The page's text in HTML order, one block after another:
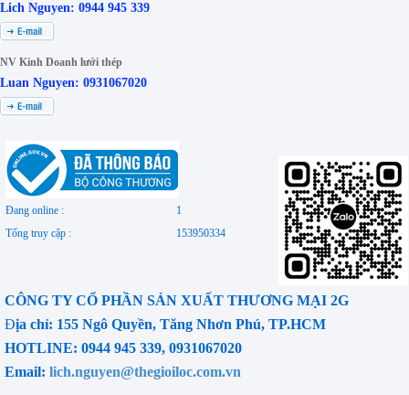
Lich Nguyen: 0944 945 339
NV Kinh Doanh lưới thép
Luan Nguyen: 0931067020
Đang online :
1
Tổng truy cập :
153950334
CÔNG TY CỔ PHẦN SẢN XUẤT THƯƠNG MẠI 2G
Địa chỉ: 155 Ngô Quyền, Tăng Nhơn Phú, TP.HCM
HOTLINE: 0944 945 339, 0931067020
Email: lich.nguyen@thegioiloc.com.vn